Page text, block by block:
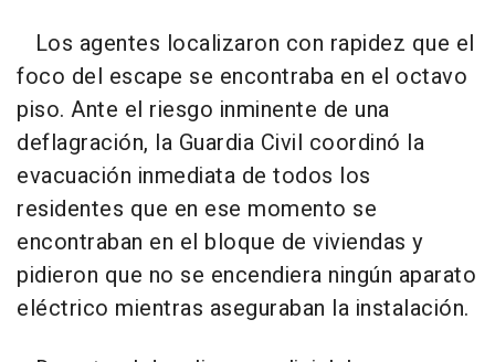
Los agentes localizaron con rapidez que el
foco del escape se encontraba en el octavo
piso. Ante el riesgo inminente de una
deflagración, la Guardia Civil coordinó la
evacuación inmediata de todos los
residentes que en ese momento se
encontraban en el bloque de viviendas y
pidieron que no se encendiera ningún aparato
eléctrico mientras aseguraban la instalación.